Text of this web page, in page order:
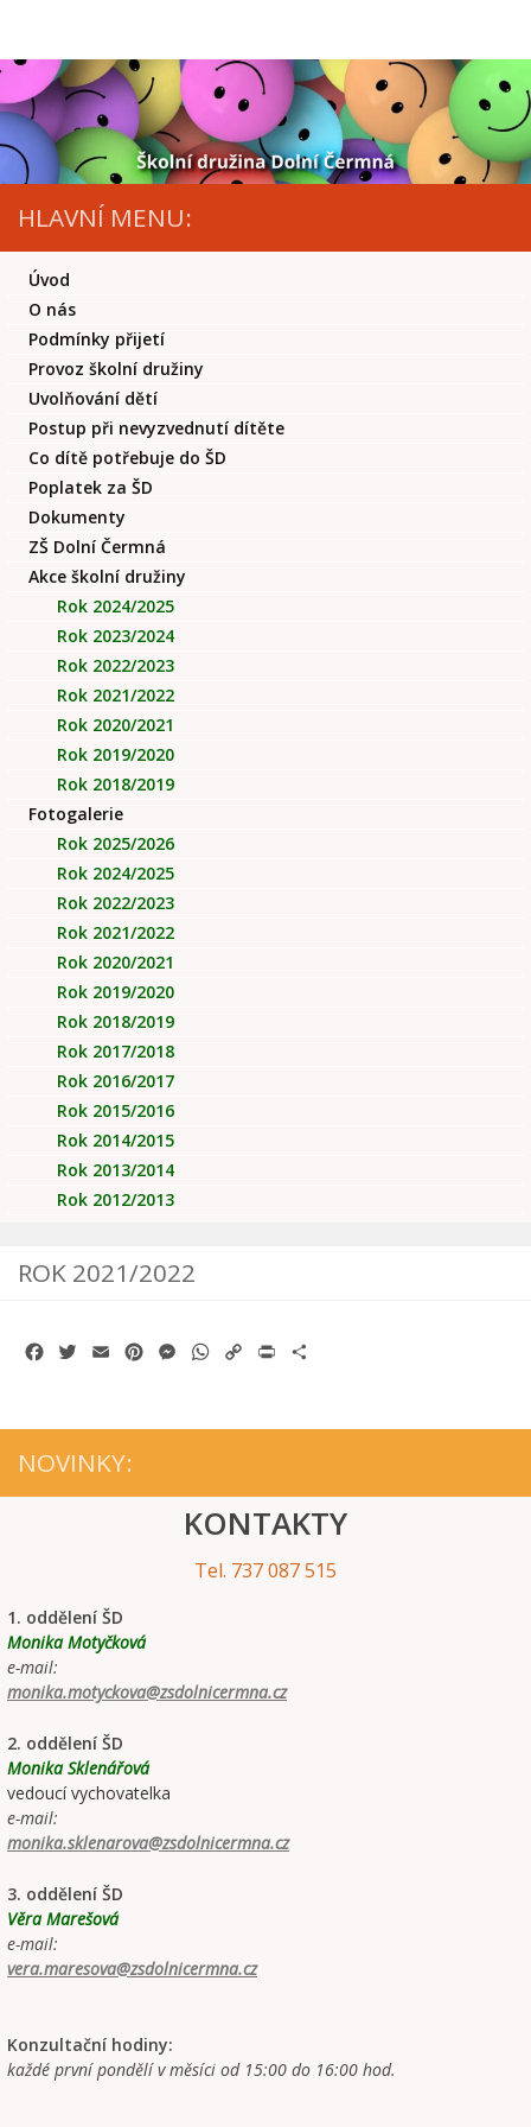
ROK 2021/2022
FacebookTwitterEmail PinterestMessenger
WhatsApp
Copy
Print
HLAVNÍ MENU:
Úvod
O nás
Podmínky přijetí
Provoz školní družiny
Uvolňování dětí
Postup při nevyzvednutí dítěte
Co dítě potřebuje do ŠD
Poplatek za ŠD
Dokumenty
ZŠ Dolní Čermná
Akce školní družiny
Rok 2024/2025
Rok 2023/2024
Rok 2022/2023
Rok 2021/2022
Rok 2020/2021
Rok 2019/2020
Rok 2018/2019
Fotogalerie
Rok 2025/2026
Rok 2024/2025
Rok 2022/2023
Rok 2021/2022
Rok 2020/2021
Rok 2019/2020
Rok 2018/2019
Rok 2017/2018
Rok 2016/2017
Rok 2015/2016
Rok 2014/2015
Rok 2013/2014
Rok 2012/2013
NOVINKY:
KONTAKTY
Tel. 737 087 515
1. oddělení ŠD
Monika Motyčková
e-mail:
monika.motyckova@zsdolnicermna.cz
2. oddělení ŠD
Monika Sklenářová
vedoucí vychovatelka
e-mail:
monika.sklenarova@zsdolnicermna.cz
3. oddělení ŠD
Věra Marešová
e-mail:
vera.maresova@zsdolnicermna.cz
Konzultační hodiny:
každé první pondělí v měsíci od 15:00 do 16:00 hod.